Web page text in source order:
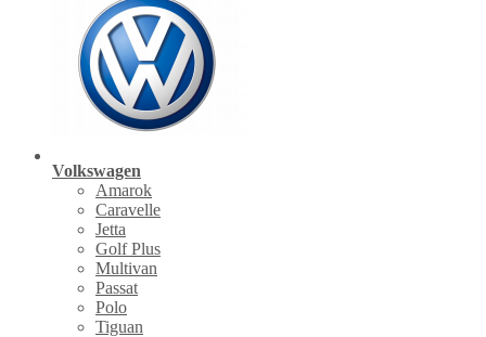
Volkswagen
Amarok
Caravelle
Jetta
Golf Plus
Multivan
Passat
Polo
Tiguan